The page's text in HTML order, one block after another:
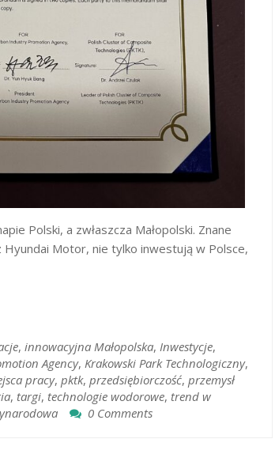
Polski, a zwłaszcza Małopolski. Znane
Hyundai Motor, nie tylko inwestują w Polsce,
, innowacyjna Małopolska, Inwestycje,
Agency, Krakowski Park Technologiczny,
pracy, pktk, przedsiębiorczość, przemysł
, targi, technologie wodorowe, trend w
0 Comments